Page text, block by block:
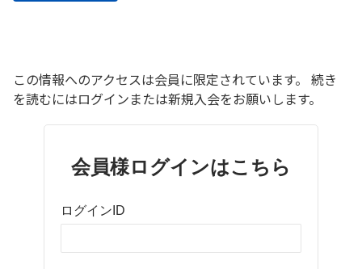
この情報へのアクセスは会員に限定されています。 続き
を読むにはログインまたは新規入会をお願いします。
会員様ログインはこちら
ログインID